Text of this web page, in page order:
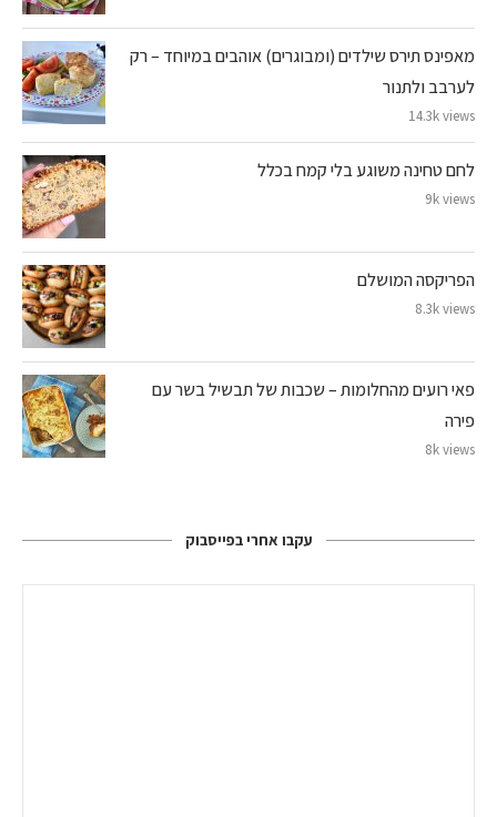
מאפינס תירס שילדים (ומבוגרים) אוהבים במיוחד – רק
לערבב ולתנור
14.3k views
לחם טחינה משוגע בלי קמח בכלל
9k views
הפריקסה המושלם
8.3k views
פאי רועים מהחלומות – שכבות של תבשיל בשר עם
פירה
8k views
עקבו אחרי בפייסבוק